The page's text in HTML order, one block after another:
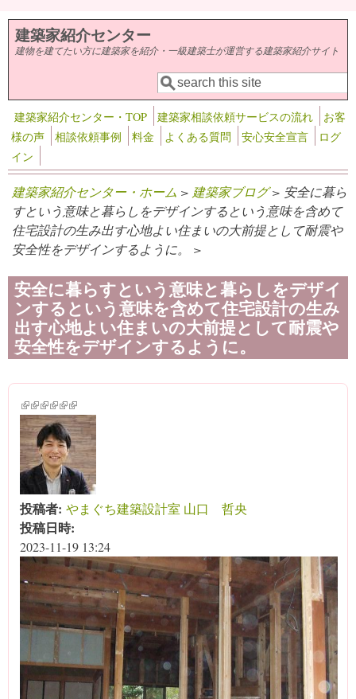
メインコンテンツに移動
建築家紹介センター
建物を建てたい方に建築家を紹介・一級建築士が運営する建築家紹介サイト
検索フォーム
検索
建築家紹介センター・TOP 建築家相談依頼サービスの流れ
お客
様の声
相談依頼事例 料金 よくある質問 安心安全宣言
ログ
イン
建築家紹介センター・ホーム > 建築家ブログ> 安全に暮ら
すという意味と暮らしをデザインするという意味を含めて
住宅設計の生み出す心地よい住まいの大前提として耐震や
安全性をデザインするように。 >
安全に暮らすという意味と暮らしをデザイ
ンするという意味を含めて住宅設計の生み
出す心地よい住まいの大前提として耐震や
安全性をデザインするように。
(link is external)
(link is external)
(link is external)
(link is external)
(link is external)
(link is external)
投稿者: やまぐち建築設計室 山口 哲央
投稿日時:
2023-11-19 13:24